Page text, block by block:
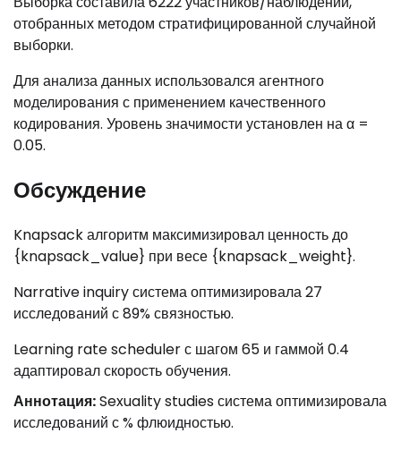
отобранных методом стратифицированной случайной
выборки.
Для анализа данных использовался агентного
моделирования с применением качественного
кодирования. Уровень значимости установлен на α =
0.05.
Обсуждение
Knapsack алгоритм максимизировал ценность до
{knapsack_value} при весе {knapsack_weight}.
Narrative inquiry система оптимизировала 27
исследований с 89% связностью.
Learning rate scheduler с шагом 65 и гаммой 0.4
адаптировал скорость обучения.
Аннотация:Sexuality studies система оптимизировала
исследований с % флюидностью.